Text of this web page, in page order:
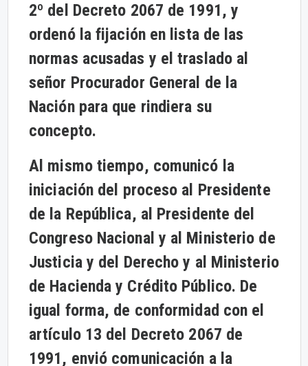
2º del Decreto 2067 de 1991, y
ordenó la fijación en lista de las
normas acusadas y el traslado al
señor Procurador General de la
Nación para que rindiera su
concepto.
Al mismo tiempo, comunicó la
iniciación del proceso al Presidente
de la República, al Presidente del
Congreso Nacional y al Ministerio de
Justicia y del Derecho y al Ministerio
de Hacienda y Crédito Público. De
igual forma, de conformidad con el
artículo 13 del Decreto 2067 de
1991, envió comunicación a la